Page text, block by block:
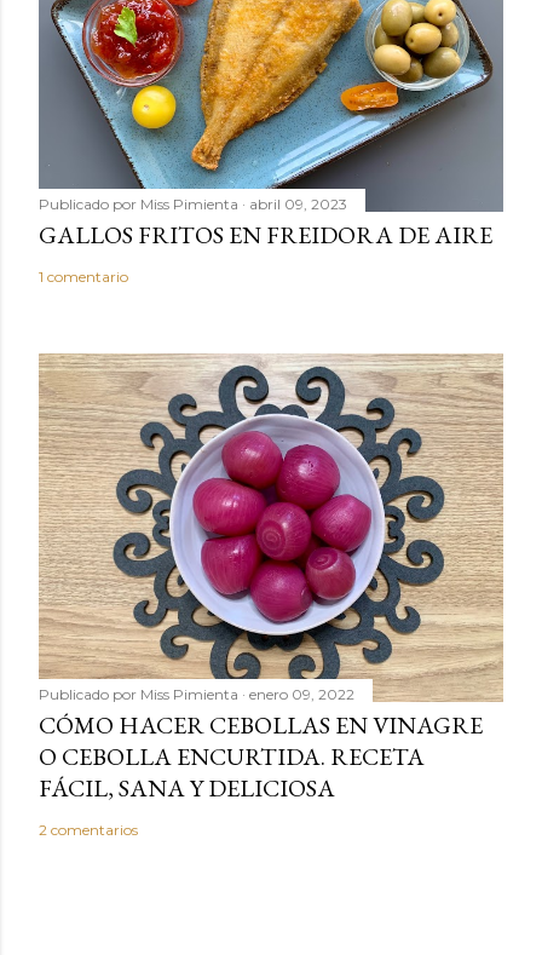
r
i
o
Publicado por Miss Pimienta abril 09, 2023
GALLOS FRITOS EN FREIDORA DE AIRE
1 comentario
Publicado por Miss Pimienta enero 09, 2022
CÓMO HACER CEBOLLAS EN VINAGRE
O CEBOLLA ENCURTIDA. RECETA
FÁCIL, SANA Y DELICIOSA
2 comentarios